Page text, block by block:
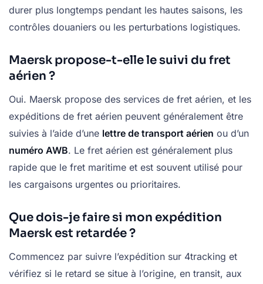
durer plus longtemps pendant les hautes saisons, les
contrôles douaniers ou les perturbations logistiques.
Maersk propose-t-elle le suivi du fret
aérien ?
Oui. Maersk propose des services de fret aérien, et les
expéditions de fret aérien peuvent généralement être
suivies à l’aide d’une lettre de transport aérien ou d’un
numéro AWB. Le fret aérien est généralement plus
rapide que le fret maritime et est souvent utilisé pour
les cargaisons urgentes ou prioritaires.
Que dois-je faire si mon expédition
Maersk est retardée ?
Commencez par suivre l’expédition sur 4tracking et
vérifiez si le retard se situe à l’origine, en transit, aux